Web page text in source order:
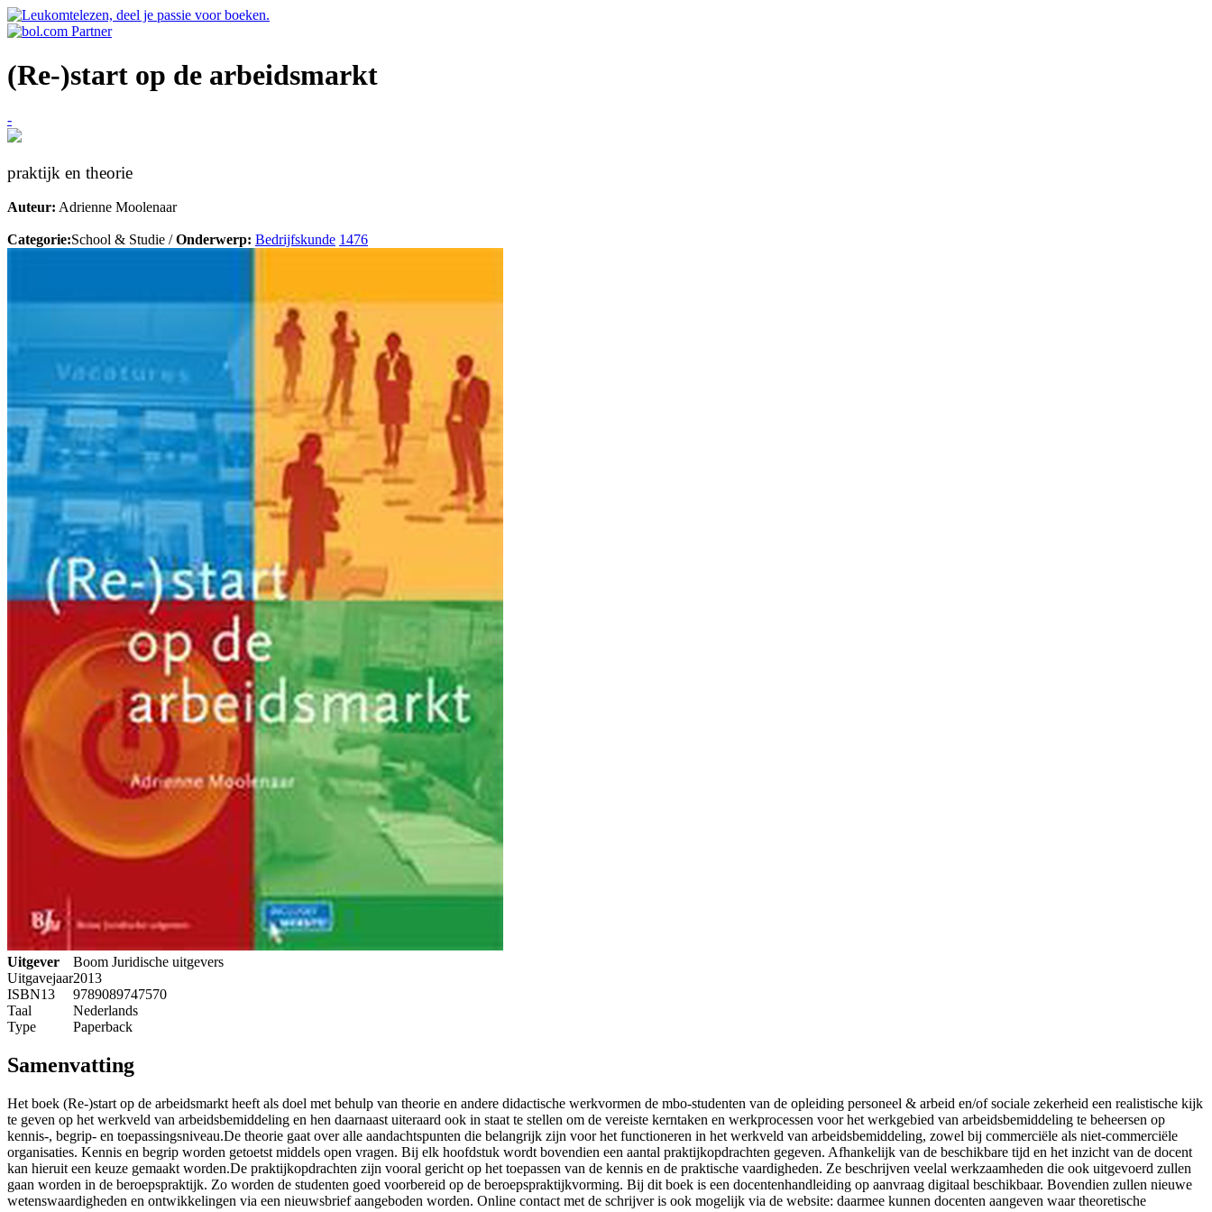
(Re-)start op de arbeidsmarkt
-
praktijk en theorie
Auteur: Adrienne Moolenaar
Categorie:School & Studie /Onderwerp: Bedrijfskunde 1476
Uitgever
Boom Juridische uitgevers
Uitgavejaar2013
ISBN13
9789089747570
Taal
Nederlands
Type
Paperback
Samenvatting
Het boek (Re-)start op de arbeidsmarkt heeft als doel met behulp van theorie en andere didactische werkvormen de mbo-studenten van de opleiding personeel & arbeid en/of sociale zekerheid een realistische kijk
te geven op het werkveld van arbeidsbemiddeling en hen daarnaast uiteraard ook in staat te stellen om de vereiste kerntaken en werkprocessen voor het werkgebied van arbeidsbemiddeling te beheersen op
kennis-, begrip- en toepassingsniveau.De theorie gaat over alle aandachtspunten die belangrijk zijn voor het functioneren in het werkveld van arbeidsbemiddeling, zowel bij commerciële als niet-commerciële
organisaties. Kennis en begrip worden getoetst middels open vragen. Bij elk hoofdstuk wordt bovendien een aantal praktijkopdrachten gegeven. Afhankelijk van de beschikbare tijd en het inzicht van de docent
kan hieruit een keuze gemaakt worden.De praktijkopdrachten zijn vooral gericht op het toepassen van de kennis en de praktische vaardigheden. Ze beschrijven veelal werkzaamheden die ook uitgevoerd zullen
gaan worden in de beroepspraktijk. Zo worden de studenten goed voorbereid op de beroepspraktijkvorming. Bij dit boek is een docentenhandleiding op aanvraag digitaal beschikbaar. Bovendien zullen nieuwe
wetenswaardigheden en ontwikkelingen via een nieuwsbrief aangeboden worden. Online contact met de schrijver is ook mogelijk via de website: daarmee kunnen docenten aangeven waar theoretische